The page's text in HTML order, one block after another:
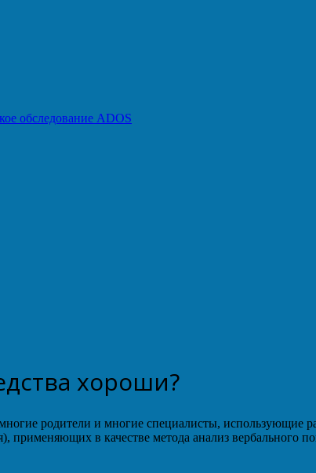
обследование ADOS
хороши?
родители и многие специалисты,
применяющих в качестве метода анализ вербального